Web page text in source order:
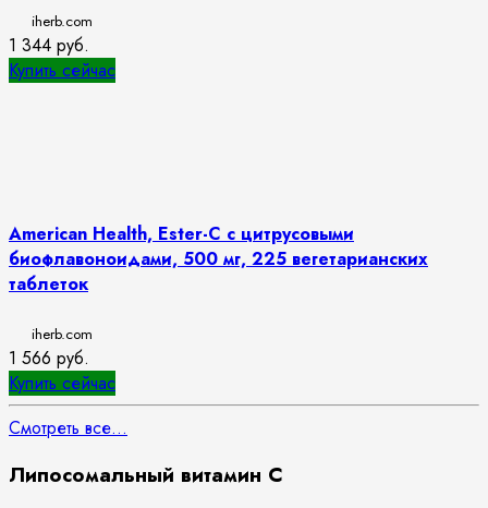
iherb.com
1 344 руб.
Купить сейчас
American Health, Ester-C с цитрусовыми
биофлавоноидами, 500 мг, 225 вегетарианских
таблеток
iherb.com
1 566 руб.
Купить сейчас
Смотреть все...
Липосомальный витамин С